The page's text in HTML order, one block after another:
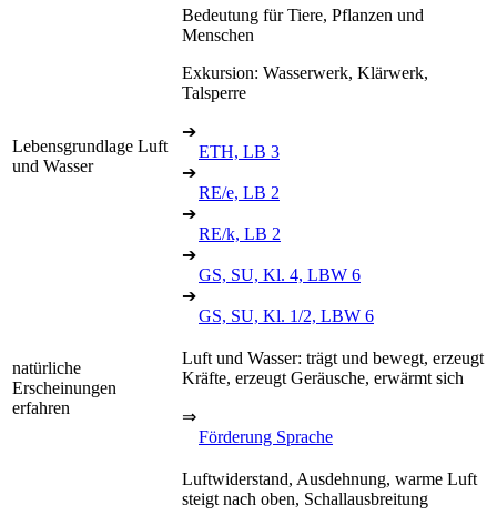
Lebensgrundlage Luft
und Wasser
Bedeutung für Tiere, Pflanzen und
Menschen
Exkursion: Wasserwerk, Klärwerk,
Talsperre
➔
ETH, LB 3
➔
RE/e, LB 2
➔
RE/k, LB 2
➔
GS, SU, Kl. 4, LBW 6
➔
GS, SU, Kl. 1/2, LBW 6
natürliche
Erscheinungen
erfahren
Luft und Wasser: trägt und bewegt, erzeugt
Kräfte, erzeugt Geräusche, erwärmt sich
⇒
Förderung Sprache
Luftwiderstand, Ausdehnung, warme Luft
steigt nach oben, Schallausbreitung